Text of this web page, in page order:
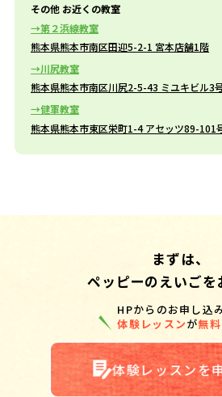
その他 お近くの教室
第２浜線教室
熊本県熊本市南区田迎5-2-1 宮本店舗1階
川尻教室
熊本県熊本市南区川尻2-5-43 ミユキビル3
健軍教室
熊本県熊本市東区栄町1-4 アセッツ89-101
まずは、
ペッピーのえいごを
HPからのお申し込
体験レッスンが無料
体験レッスンを